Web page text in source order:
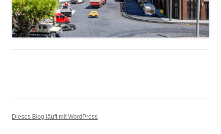
Dieses Blog läuft mit WordPress